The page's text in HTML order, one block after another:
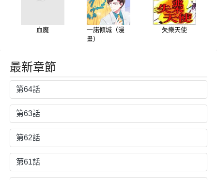
血魔
一諾傾城（漫
畫）
失樂天使
最新章節
第64話
第63話
第62話
第61話